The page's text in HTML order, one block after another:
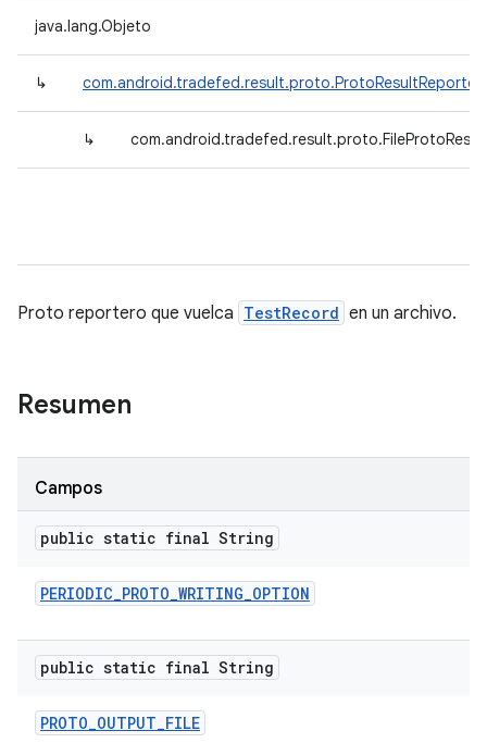
java.lang.Objeto
↳ com.android.tradefed.result.proto.ProtoResultReporter
↳
Proto reportero que vuelca TestRecord en un archivo.
Resumen
Campos
public static final String
PERIODIC_PROTO_WRITING_OPTION
public static final String
PROTO_OUTPUT_FILE